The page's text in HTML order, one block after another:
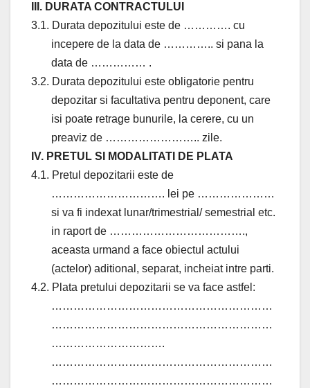
III. DURATA CONTRACTULUI
3.1. Durata depozitului este de …………. cu
incepere de la data de ………….. si pana la
data de …………… .
3.2. Durata depozitului este obligatorie pentru
depozitar si facultativa pentru deponent, care
isi poate retrage bunurile, la cerere, cu un
preaviz de …………………….. zile.
IV. PRETUL SI MODALITATI DE PLATA
4.1. Pretul depozitarii este de
…………………………. lei pe …………………
si va fi indexat lunar/trimestrial/ semestrial etc.
in raport de ……………………………….,
aceasta urmand a face obiectul actului
(actelor) aditional, separat, incheiat intre parti.
4.2. Plata pretului depozitarii se va face astfel:
……………………………………………………
……………………………………………………
………………………….
……………………………………………………
……………………………………………………